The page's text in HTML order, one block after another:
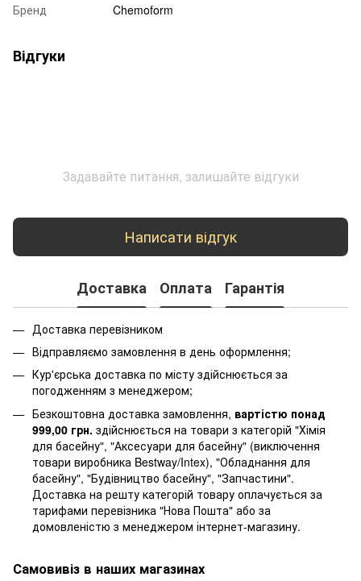
Бренд
Chemoform
Відгуки
Задавайте питання, залишайте відгуки
Написати відгук
Доставка Оплата Гарантія
Доставка перевізником
Відправляємо замовлення в день оформлення;
Кур'єрська доставка по місту здійснюється за
погодженням з менеджером;
Безкоштовна доставка замовлення, вартістю понад
999,00 грн. здійснюється на товари з категорій "Хімія
для басейну", "Аксесуари для басейну" (виключення
товари виробника Bestway/Intex), "Обладнання для
басейну", "Будівництво басейну", "Запчастини".
Доставка на решту категорій товару оплачується за
тарифами перевізника "Нова Пошта" або за
домовленістю з менеджером інтернет-магазину.
Самовивіз в наших магазинах